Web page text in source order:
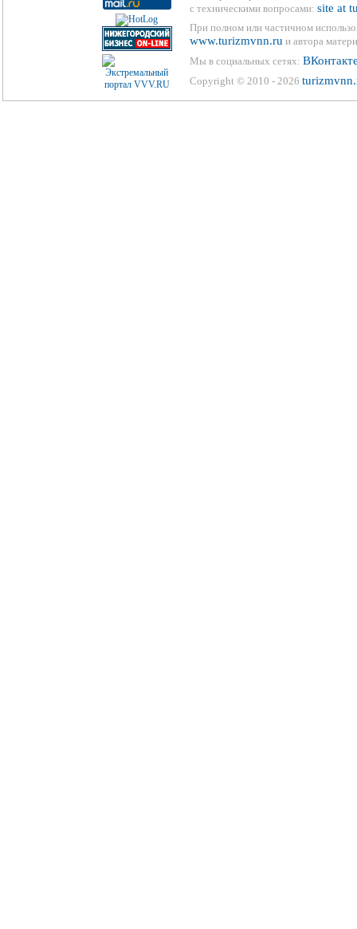
с техническими вопросами: site at
При полном или частичном
www.turizmvnn.ru и автора
Мы в социальных сетях:
Copyright © 2010 - 2026